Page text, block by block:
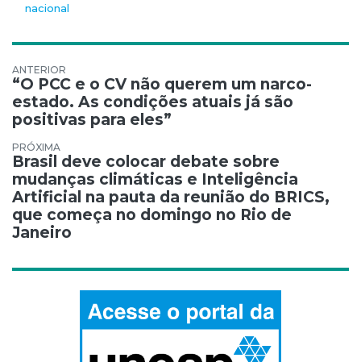
nacional
Navegação de Post
“O PCC e o CV não querem um narco-
estado. As condições atuais já são
positivas para eles”
Brasil deve colocar debate sobre
mudanças climáticas e Inteligência
Artificial na pauta da reunião do BRICS,
que começa no domingo no Rio de
Janeiro